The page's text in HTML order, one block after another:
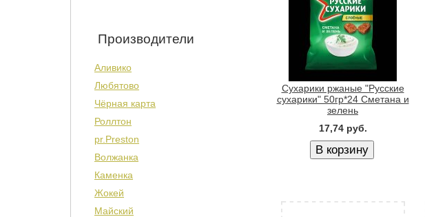
Сухарики ржаные "Русские
сухарики" 50гр*24 Сметана и
зелень
17,74 руб.
Производители
Аливико
Любятово
Чёрная карта
Роллтон
pr.Preston
Волжанка
Каменка
Жокей
Майский